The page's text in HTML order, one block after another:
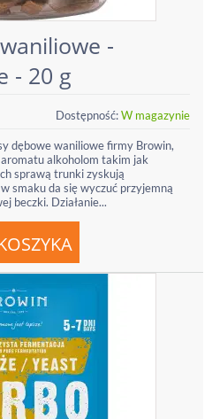
-
- 20 g
Dostępność:W magazynie
dębowe waniliowe firmy Browin,
alkoholom takim jak
sprawą trunki zyskują
smaku da się wyczuć przyjemną
beczki. Działanie...